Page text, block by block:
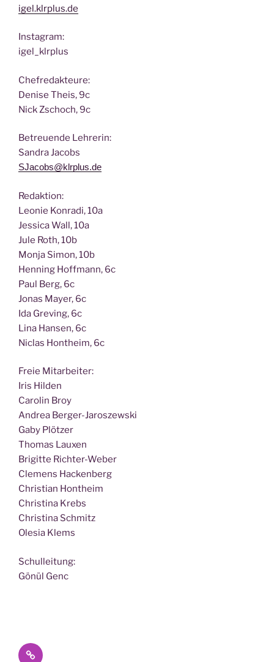
igel.klrplus.de
Insta­gram:
igel_klrplus
Chef­re­dak­teu­re:
Deni­se Theis, 9c
Nick Zscho­ch, 9c
Betreu­en­de Lehrerin:
San­dra Jacobs
SJacobs@klrplus.de
Redak­ti­on:
Leo­nie Kon­ra­di, 10a
Jes­si­ca Wall, 10a
Jule Roth, 10b
Mon­ja Simon, 10b
Hen­ning Hoff­mann, 6c
Paul Berg, 6c
Jonas May­er, 6c
Ida Gre­ving, 6c
Lina Han­sen, 6c
Nic­las Hont­heim, 6c
Freie Mit­ar­bei­ter:
Iris Hilden
Caro­lin Broy
Andrea Berger-Jaroszewski
Gaby Plötzer
Tho­mas Lauxen
Bri­git­te Richter-Weber
Cle­mens Hackenberg
Chris­ti­an Hontheim
Chris­ti­na Krebs
Chris­ti­na Schmitz
Ole­sia Klems
Schul­lei­tung:
Gönül Genc
Datenschutz